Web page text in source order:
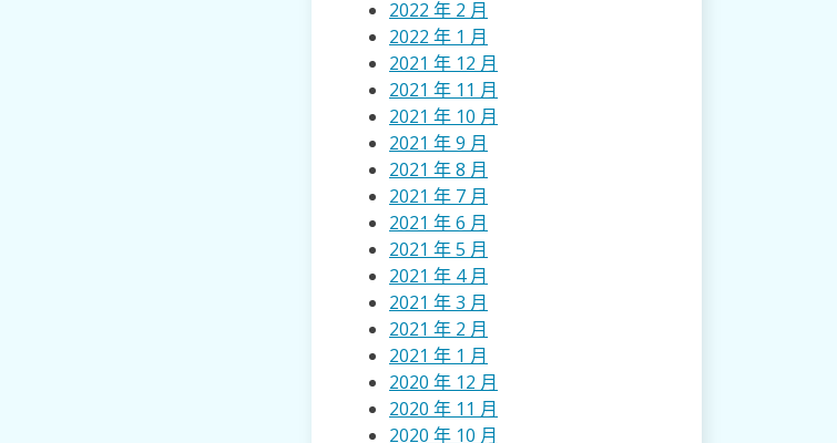
2022 年 2 月
2022 年 1 月
2021 年 12 月
2021 年 11 月
2021 年 10 月
2021 年 9 月
2021 年 8 月
2021 年 7 月
2021 年 6 月
2021 年 5 月
2021 年 4 月
2021 年 3 月
2021 年 2 月
2021 年 1 月
2020 年 12 月
2020 年 11 月
2020 年 10 月